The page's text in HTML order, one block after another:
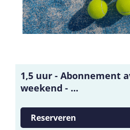
1,5 uur - Abonnement
weekend - ...
Reserveren